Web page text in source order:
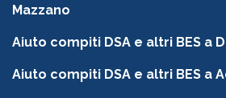
Mazzano
Aiuto compiti DSA e altri BES a
Aiuto compiti DSA e altri BES a